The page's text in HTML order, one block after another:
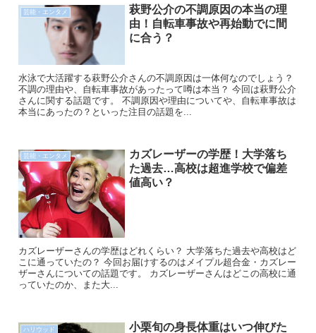
芸能・エンタメ
萩野公介の不調原因の本当の理
由！自転車事故や再始動でに間
に合う？
水泳で大活躍する萩野公介さんの不調原因は一体何なのでしょう？
不調の理由や、自転車事故があったって噂は本当？ 今回は萩野公介
さんに関する話題です。 不調原因や理由についてや、自転車事故は
本当にあったの？といった注目の話題を...
芸能・エンタメ
カズレーザーの学歴！大学落ち
た過去…高校は超進学校で偏差
値高い？
カズレーザーさんの学歴はどれくらい？ 大学落ちた過去や高校はど
こに通っていたの？ 今回お届けするのはメイプル超合金・カズレー
ザーさんについての話題です。 カズレーザーさんはどこの高校に通
っていたのか、また大...
ハリウッド
小栗旬の身長体重はいつ伸びた